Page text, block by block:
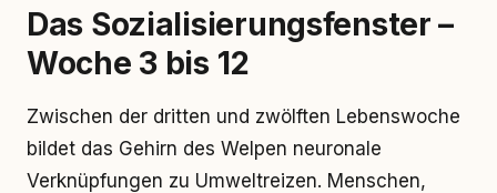
Das Sozialisierungsfenster –
Woche 3 bis 12
Zwischen der dritten und zwölften Lebenswoche
bildet das Gehirn des Welpen neuronale
Verknüpfungen zu Umweltreizen. Menschen,